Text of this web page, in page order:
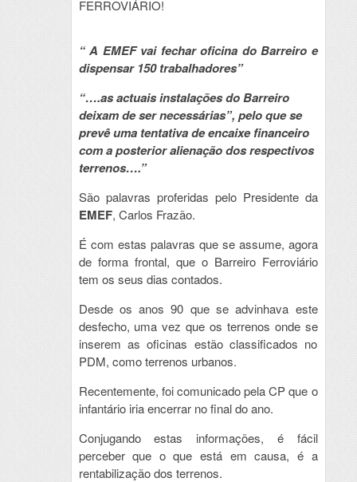
“ A EMEF vai fechar oficina do Barreiro e
dispensar 150 trabalhadores”
“….as actuais instalações do Barreiro
deixam de ser necessárias”, pelo que se
prevê uma tentativa de encaixe financeiro
com a posterior alienação dos respectivos
terrenos….”
São palavras proferidas pelo Presidente da
EMEF, Carlos Frazão.
É com estas palavras que se assume, agora
de forma frontal, que o Barreiro Ferroviário
tem os seus dias contados.
Desde os anos 90 que se advinhava este
desfecho, uma vez que os terrenos onde se
inserem as oficinas estão classificados no
PDM, como terrenos urbanos.
Recentemente, foi comunicado pela CP que o
infantário iria encerrar no final do ano.
Conjugando estas informações, é fácil
perceber que o que está em causa, é a
rentabilização dos terrenos.